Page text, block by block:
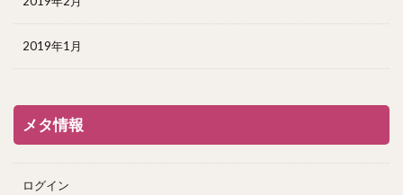
2019年1月
メタ情報
ログイン